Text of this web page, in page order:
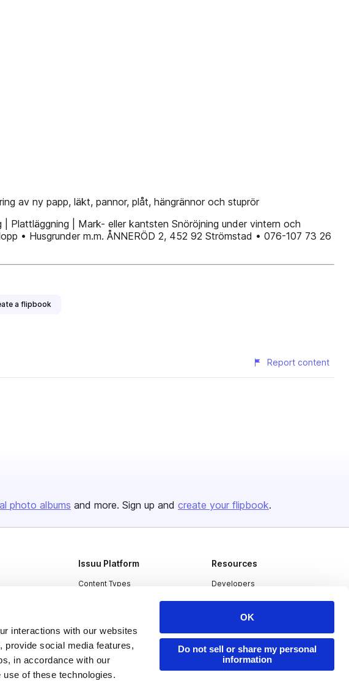
interactions with our websites
provide social media features,
in accordance with our
of these technologies.
OK
Do not sell or share my personal
information
av ny papp, läkt, pannor, plåt, hängrännor och stuprör
Plattläggning | Mark- eller kantsten Snöröjning under vintern och
• Husgrunder m.m. ÅNNERÖD 2, 452 92 Strömstad • 076-107 73 26
a flipbook
Report content
photo albums and more. Sign up and create your flipbook.
Issuu Platform
Content Types
Industries
Resources
Developers
Publisher Directory